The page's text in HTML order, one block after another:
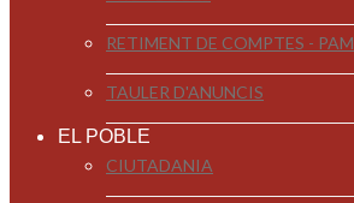
RETIMENT DE COMPTES - PAM
TAULER D'ANUNCIS
EL POBLE
CIUTADANIA